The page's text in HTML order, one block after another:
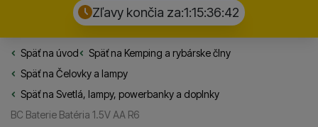
Zľavy končia za:1:15:36:41
Späť na úvodRybarske.sk
Späť na Kemping a rybárske člny
Späť na Čelovky a lampy
Späť na Svetlá, lampy, powerbanky a doplnky
BC Baterie Batéria 1.5V AA R6